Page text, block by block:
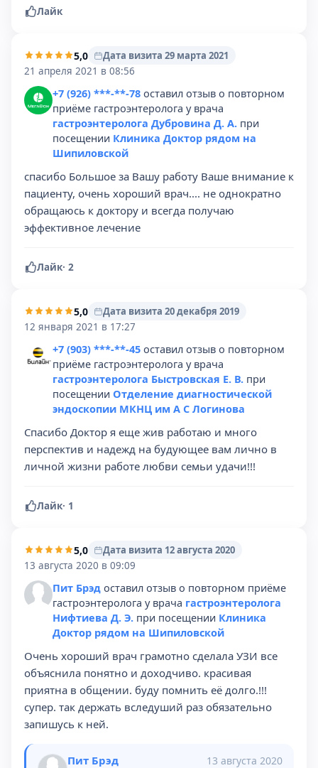
Лайк
5,0
Дата визита 29 марта 2021
21 апреля 2021 в 08:56
+7 (926) ***-**-78 оставил отзыв о повторном
приёме гастроэнтеролога у врача
гастроэнтеролога Дубровина Д. А. при
посещении Клиника Доктор рядом на
Шипиловской
спасибо Большое за Вашу работу Ваше внимание к
пациенту, очень хороший врач.... не однократно
обращаюсь к доктору и всегда получаю
эффективное лечение
Лайк· 2
5,0
Дата визита 20 декабря 2019
12 января 2021 в 17:27
+7 (903) ***-**-45 оставил отзыв о повторном
приёме гастроэнтеролога у врача
гастроэнтеролога Быстровская Е. В. при
посещении Отделение диагностической
эндоскопии МКНЦ им А С Логинова
Спасибо Доктор я еще жив работаю и много
перспектив и надежд на будующее вам лично в
личной жизни работе любви семьи удачи!!!
Лайк· 1
5,0
Дата визита 12 августа 2020
13 августа 2020 в 09:09
Пит Брэд оставил отзыв о повторном приёме
гастроэнтеролога у врача гастроэнтеролога
Нифтиева Д. Э. при посещении Клиника
Доктор рядом на Шипиловской
Очень хороший врач грамотно сделала УЗИ все
объяснила понятно и доходчиво. красивая
приятна в общении. буду помнить её долго.!!!
супер. так держать вследуший раз обязательно
запишусь к ней.
Пит Брэд 13 августа 2020